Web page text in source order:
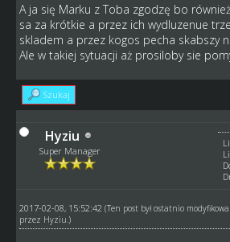
A ja się Marku z Toba zgodzę bo
sa za krótkie a przez ich wydluzenue
skladem a przez kogos pecha skabszy
Ale w takiej sytuacji aż prosiloby sie
Szukaj
Hyziu
Super Manager
2017-02-08, 15:52:42 (Ten post był ostatnio
przez Hyziu .)